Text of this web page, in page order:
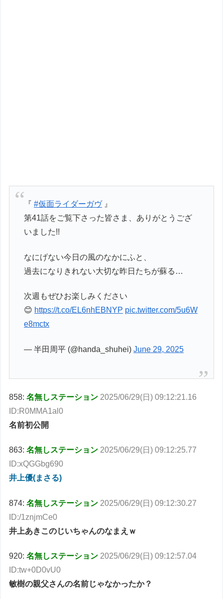
『#仮面ライダーガヴ』
第41話をご覧下さった皆さま、ありがとうござ
いました!!
なにげない今日の風のなかにふと、
過去になりきれない大切な昨日たちが蘇る…
次週もぜひお楽しみください
😊 https://t.co/EL6nhEBNYP pic.twitter.com/5u6W
e8mctx
— 半田周平 (@handa_shuhei)June 29, 2025
858:名無しステーション 2025/06/29(日) 09:12:21.16
ID:R0MMA1al0
名前初公開
863:名無しステーション 2025/06/29(日) 09:12:25.77
ID:xQGGbg690
井上優(まさる)
874:名無しステーション 2025/06/29(日) 09:12:30.27
ID:/1znjmCe0
井上あきこのじいちゃんのなまえｗ
920:名無しステーション 2025/06/29(日) 09:12:57.04
ID:tw+0D0vU0
敏樹の親父さんの名前じゃなかったか？